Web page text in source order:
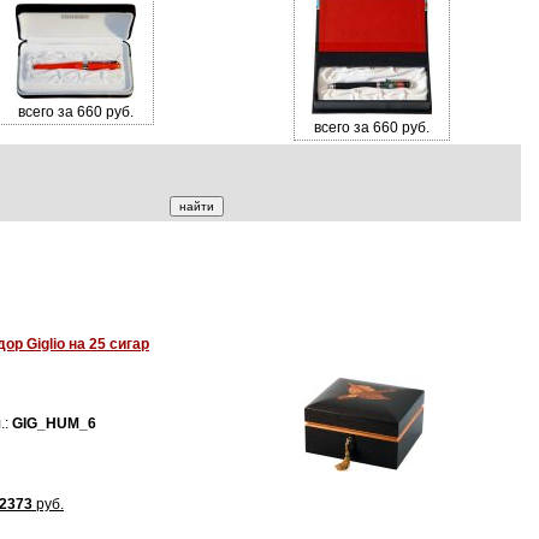
всего за 660 руб.
всего за 660 руб.
Giglio на 25 сигар
GIG_HUM_6
руб.